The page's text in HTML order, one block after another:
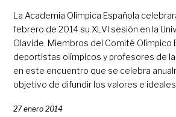
La Academia Olímpica Española
febrero de 2014 su XLVI sesión en la
Olavide. Miembros del Comité Olímpico
deportistas olímpicos y profesores de
en este encuentro que se celebra
objetivo de difundir los valores e
27 enero 2014